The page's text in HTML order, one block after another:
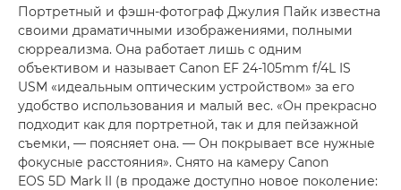
Портретный и фэшн-фотограф Джулия Пайк известна
своими драматичными изображениями, полными
сюрреализма. Она работает лишь с одним
объективом и называет Canon EF 24-105mm f/4L IS
USM «идеальным оптическим устройством» за его
удобство использования и малый вес. «Он прекрасно
подходит как для портретной, так и для пейзажной
съемки, — поясняет она. — Он покрывает все нужные
фокусные расстояния». Снято на камеру Canon
EOS 5D Mark II (в продаже доступно новое поколение: